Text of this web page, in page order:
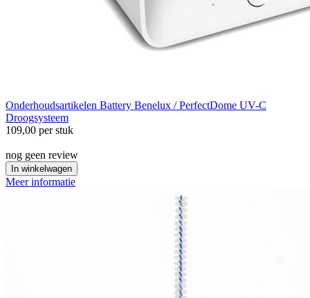
Onderhoudsartikelen Battery Benelux / PerfectDome UV-C
Droogsysteem
109,00 per stuk
nog geen review
In winkelwagen
Meer informatie